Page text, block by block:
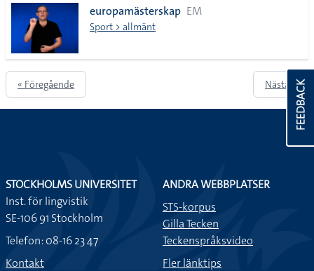
europamästerskap EM
Sport > allmänt
« Föregående Nästa » FEEDBACK
STOCKHOLMS UNIVERSITET
Inst. för lingvistik
SE-106 91 Stockholm
Telefon: 08-16 23 47
Kontakt
ANDRA WEBBPLATSER
STS-korpus
Gilla Tecken
Teckenspråksvideo
Fler länktips